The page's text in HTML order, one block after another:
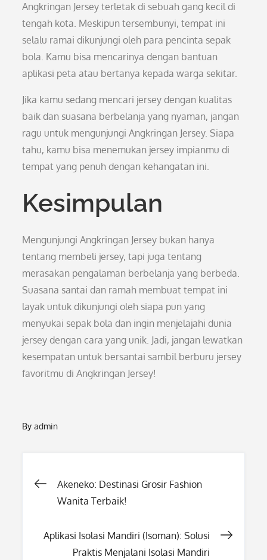
Angkringan Jersey terletak di sebuah gang kecil di
tengah kota. Meskipun tersembunyi, tempat ini
selalu ramai dikunjungi oleh para pencinta sepak
bola. Kamu bisa mencarinya dengan bantuan
aplikasi peta atau bertanya kepada warga sekitar.
Jika kamu sedang mencari jersey dengan kualitas
baik dan suasana berbelanja yang nyaman, jangan
ragu untuk mengunjungi Angkringan Jersey. Siapa
tahu, kamu bisa menemukan jersey impianmu di
tempat yang penuh dengan kehangatan ini.
Kesimpulan
Mengunjungi Angkringan Jersey bukan hanya
tentang membeli jersey, tapi juga tentang
merasakan pengalaman berbelanja yang berbeda.
Suasana santai dan ramah membuat tempat ini
layak untuk dikunjungi oleh siapa pun yang
menyukai sepak bola dan ingin menjelajahi dunia
jersey dengan cara yang unik. Jadi, jangan lewatkan
kesempatan untuk bersantai sambil berburu jersey
favoritmu di Angkringan Jersey!
Byadmin
Post
Akeneko: Destinasi Grosir Fashion
Wanita Terbaik!
Aplikasi Isolasi Mandiri (Isoman): Solusi
Praktis Menjalani Isolasi Mandiri